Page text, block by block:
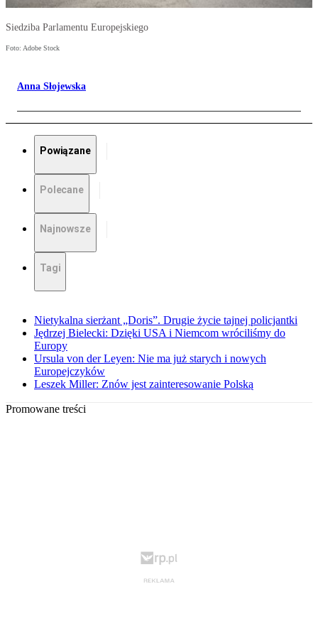
Siedziba Parlamentu Europejskiego
Foto: Adobe Stock
Anna Słojewska
Powiązane
Polecane
Najnowsze
Tagi
Nietykalna sierżant „Doris”. Drugie życie tajnej policjantki
Jędrzej Bielecki: Dzięki USA i Niemcom wróciliśmy do
Europy
Ursula von der Leyen: Nie ma już starych i nowych
Europejczyków
Leszek Miller: Znów jest zainteresowanie Polską
Promowane treści